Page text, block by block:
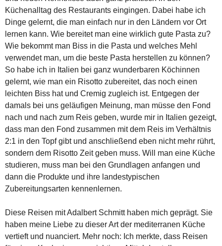
Küchenalltag des Restaurants eingingen. Dabei habe ich
Dinge gelernt, die man einfach nur in den Ländern vor Ort
lernen kann. Wie bereitet man eine wirklich gute Pasta zu?
Wie bekommt man Biss in die Pasta und welches Mehl
verwendet man, um die beste Pasta herstellen zu können?
So habe ich in Italien bei ganz wunderbaren Köchinnen
gelernt, wie man ein Risotto zubereitet, das noch einen
leichten Biss hat und Cremig zugleich ist. Entgegen der
damals bei uns geläufigen Meinung, man müsse den Fond
nach und nach zum Reis geben, wurde mir in Italien gezeigt,
dass man den Fond zusammen mit dem Reis im Verhältnis
2:1 in den Topf gibt und anschließend eben nicht mehr rührt,
sondern dem Risotto Zeit geben muss. Will man eine Küche
studieren, muss man bei den Grundlagen anfangen und
dann die Produkte und ihre landestypischen
Zubereitungsarten kennenlernen.
Diese Reisen mit Adalbert Schmitt haben mich geprägt. Sie
haben meine Liebe zu dieser Art der mediterranen Küche
vertieft und nuanciert. Mehr noch: Ich merkte, dass Reisen